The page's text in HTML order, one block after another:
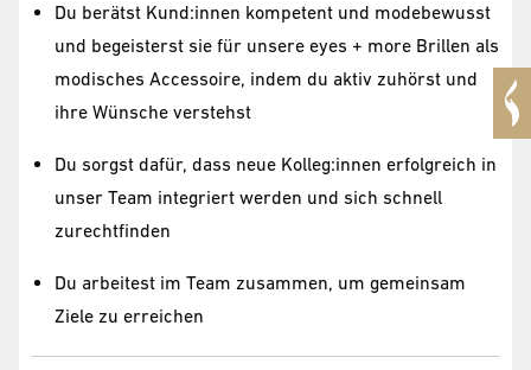
Du berätst Kund:innen kompetent und modebewusst
und begeisterst sie für unsere eyes + more Brillen als
modisches Accessoire, indem du aktiv zuhörst und
ihre Wünsche verstehst
Du sorgst dafür, dass neue Kolleg:innen erfolgreich in
unser Team integriert werden und sich schnell
zurechtfinden
Du arbeitest im Team zusammen, um gemeinsam
Ziele zu erreichen